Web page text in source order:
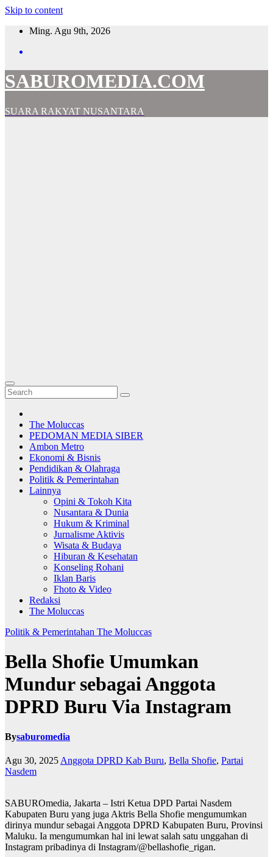
Skip to content
Ming. Agu 9th, 2026
SABUROMEDIA.COM
SUARA RAKYAT NUSANTARA
The Moluccas
PEDOMAN MEDIA SIBER
Ambon Metro
Ekonomi & Bisnis
Pendidikan & Olahraga
Politik & Pemerintahan
Lainnya
Opini & Tokoh Kita
Nusantara & Dunia
Hukum & Kriminal
Jurnalisme Aktivis
Wisata & Budaya
Hiburan & Kesehatan
Konseling Rohani
Iklan Baris
Fhoto & Video
Redaksi
The Moluccas
Politik & Pemerintahan The Moluccas
Bella Shofie Umumkan
Mundur sebagai Anggota
DPRD Buru Via Instagram
Bysaburomedia
Agu 30, 2025 Anggota DPRD Kab Buru, Bella Shofie, Partai
Nasdem
SABUROmedia, Jakarta – Istri Ketua DPD Partai Nasdem
Kabupaten Buru yang juga Aktris Bella Shofie mengumumkan
dirinya mundur sebagai Anggota DPRD Kabupaten Buru, Provinsi
Maluku. Ia mengumumkan hal ini lewat salah satu unggahan di
Instagram pribadinya di Instagram/@bellashofie_rigan.